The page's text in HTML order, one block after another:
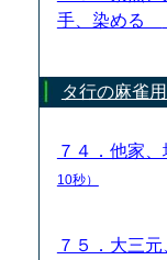
手、染める
タ行の麻雀
７４．他家
10秒）
７５．大三